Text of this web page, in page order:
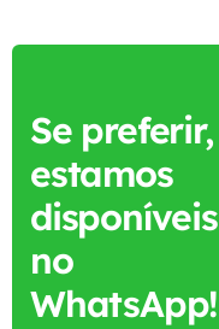
Se preferir,
estamos
disponíveis
no
WhatsApp!